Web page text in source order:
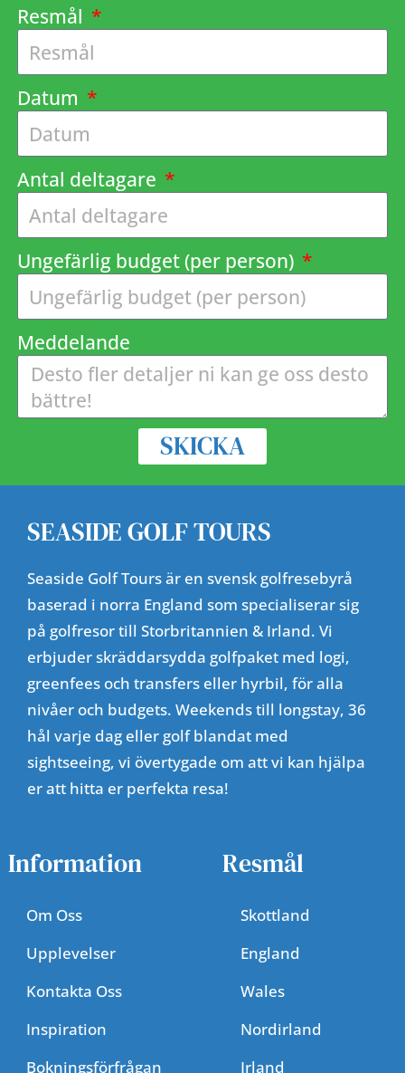
Resmål
Datum
Antal deltagare
Ungefärlig budget (per person)
Meddelande
SKICKA
SEASIDE GOLF TOURS
Seaside Golf Tours är en svensk golfresebyrå
baserad i norra England som specialiserar sig
på golfresor till Storbritannien & Irland. Vi
erbjuder skräddarsydda golfpaket med logi,
greenfees och transfers eller hyrbil, för alla
nivåer och budgets. Weekends till longstay, 36
hål varje dag eller golf blandat med
sightseeing, vi övertygade om att vi kan hjälpa
er att hitta er perfekta resa!
Information
Om Oss
Upplevelser
Kontakta Oss
Inspiration
Bokningsförfrågan
Resmål
Skottland
England
Wales
Nordirland
Irland